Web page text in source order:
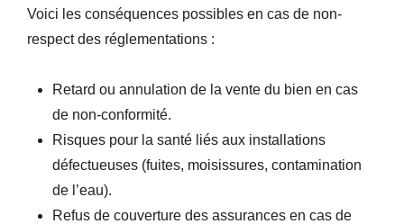
Voici les conséquences possibles en cas de non-
respect des réglementations :
Retard ou annulation de la vente du bien en cas
de non-conformité.
Risques pour la santé liés aux installations
défectueuses (fuites, moisissures, contamination
de l’eau).
Refus de couverture des assurances en cas de